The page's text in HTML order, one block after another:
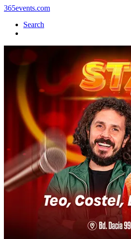
365events.com
Search